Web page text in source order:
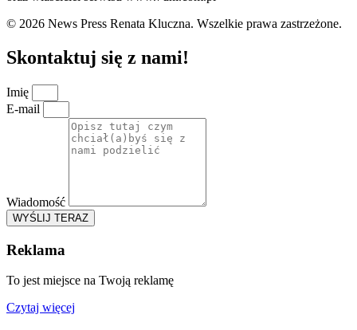
© 2026 News Press Renata Kluczna. Wszelkie prawa zastrzeżone.
Skontaktuj się z nami!
Imię
E-mail
Wiadomość
WYŚLIJ TERAZ
Reklama
To jest miejsce na Twoją reklamę
Czytaj więcej